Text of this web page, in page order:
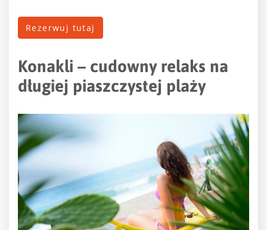
Rezerwuj tutaj
Konakli – cudowny relaks na
długiej piaszczystej plaży